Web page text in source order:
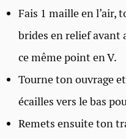
Fais 1 maille en l’air,
brides en relief avant
ce même point en V.
Tourne ton ouvrage
écailles vers le bas
Remets ensuite ton